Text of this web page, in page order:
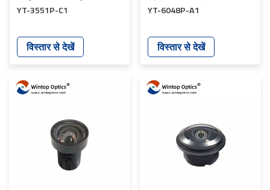
YT-3551P-C1
विस्तार से देखें
YT-6048P-A1
विस्तार से देखें